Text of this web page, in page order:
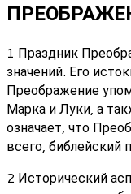
1 Праздник
значений. Его
Преображение
Марка и Луки, а
означает, что
всего, библейский
2 Исторический